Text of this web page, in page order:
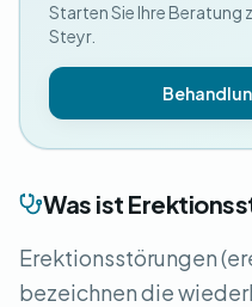
Was ist
Erektionsstörungen
bezeichnen die
Starten Sie Ihre Beratung
Steyr.